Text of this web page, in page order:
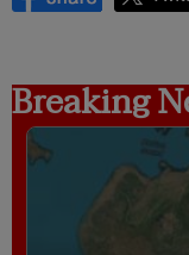
Breaking